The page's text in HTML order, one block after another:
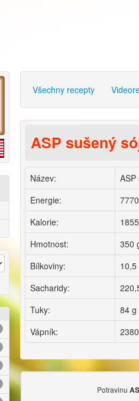
Všechny recepty
ASP sušený
Název:
ASP
Energie:
Kalorie:
Hmotnost:
350
Bílkoviny:
10,5
Sacharidy:
Tuky:
84 g
Vápník:
Potravinu